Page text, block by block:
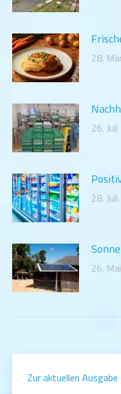
28.
26.
28.
26.
Zur aktuellen Ausgabe